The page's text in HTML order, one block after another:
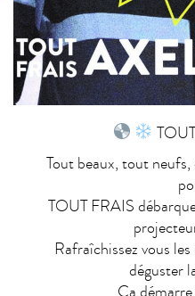
Tout beaux, tout
TOUT FRAIS
Rafraîchissez vous
déguster
Ça